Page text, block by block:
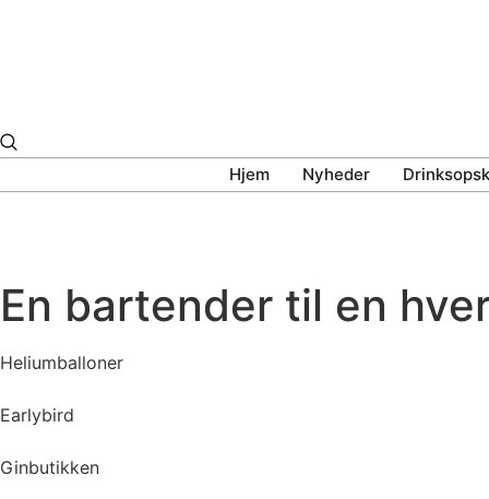
Hjem Nyheder
En bartender til en
Heliumballoner
Earlybird
Ginbutikken